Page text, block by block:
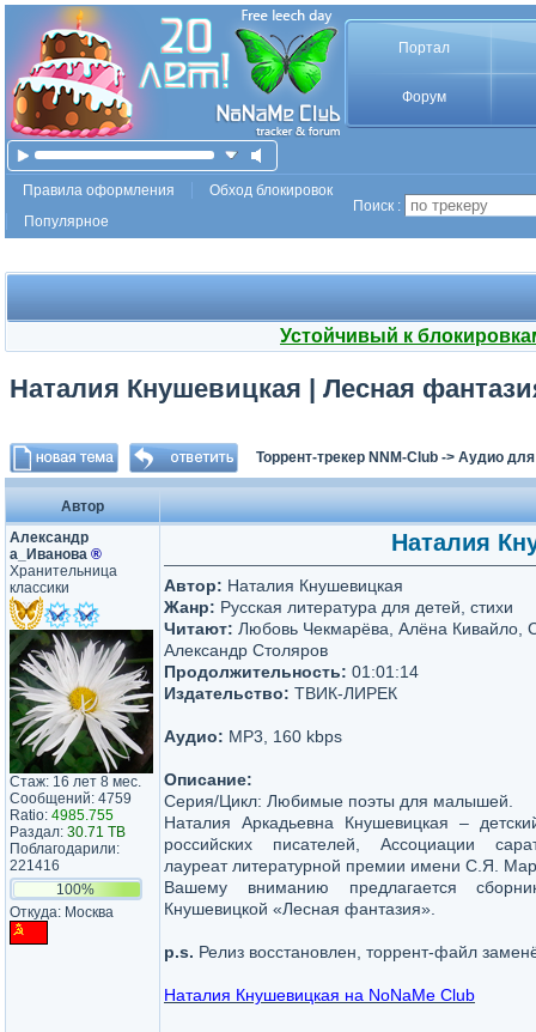
Портал
Форум
Правила оформления
Обход блокировок
Популярное
Поиск :
Устойчивый к
Наталия Кнушевицкая | Лесная
Торрент-трекер NNM-Club -> Аудио для
Автор
Александр​
а_Иванова​ ®
Хранительница
классики
Стаж: 16 лет 8 мес.
Сообщений: 4759
Ratio: 4985.755
Раздал: 30.71 TB
Поблагодарили:
221416
100%
Откуда: Москва
Наталия
Автор: Наталия Кнушевицкая
Жанр: Русская литература для детей, стихи
Читают: Любовь Чекмарёва, Алёна Кивайло,
Александр Столяров
Продолжительность: 01:01:14
Издательство: ТВИК-ЛИРЕК
Аудио: MP3, 160 kbps
Описание:
Серия/Цикл: Любимые поэты для малышей.
Наталия Аркадьевна Кнушевицкая –
российских писателей, Ассоциации
лауреат литературной премии имени С.Я.
Вашему вниманию предлагается
Кнушевицкой «Лесная фантазия».
p.s. Релиз восстановлен, торрент-файл
Наталия Кнушевицкая на NoNaMe Club